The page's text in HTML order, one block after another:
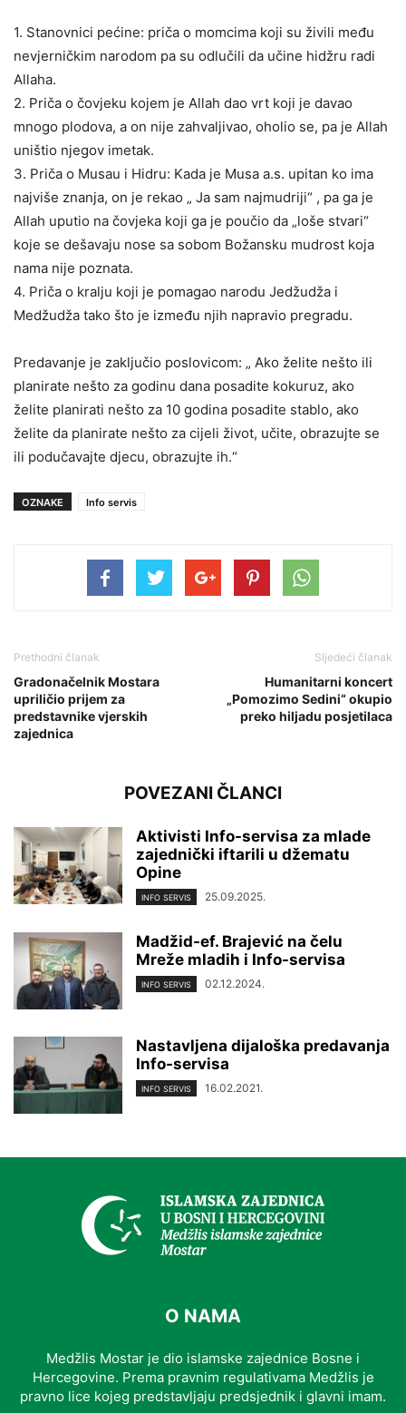
1. Stanovnici pećine: priča o momcima koji su živili među
nevjerničkim narodom pa su odlučili da učine hidžru radi
Allaha.
2. Priča o čovjeku kojem je Allah dao vrt koji je davao
mnogo plodova, a on nije zahvaljivao, oholio se, pa je Allah
uništio njegov imetak.
3. Priča o Musau i Hidru: Kada je Musa a.s. upitan ko ima
najviše znanja, on je rekao „ Ja sam najmudriji“ , pa ga je
Allah uputio na čovjeka koji ga je poučio da „loše stvari“
koje se dešavaju nose sa sobom Božansku mudrost koja
nama nije poznata.
4. Priča o kralju koji je pomagao narodu Jedžudža i
Medžudža tako što je između njih napravio pregradu.
Predavanje je zaključio poslovicom: „ Ako želite nešto ili
planirate nešto za godinu dana posadite kokuruz, ako
želite planirati nešto za 10 godina posadite stablo, ako
želite da planirate nešto za cijeli život, učite, obrazujte se
ili podučavajte djecu, obrazujte ih.“
OZNAKE Info servis
Prethodni članak
Gradonačelnik Mostara
upriličio prijem za
predstavnike vjerskih
zajednica
Sljedeći članak
Humanitarni koncert
„Pomozimo Sedini“ okupio
preko hiljadu posjetilaca
POVEZANI ČLANCI
Aktivisti Info-servisa za mlade
zajednički iftarili u džematu
Opine
INFO SERVIS 25.09.2025.
Madžid-ef. Brajević na čelu
Mreže mladih i Info-servisa
INFO SERVIS 02.12.2024.
Nastavljena dijaloška predavanja
Info-servisa
INFO SERVIS 16.02.2021.
O NAMA
Medžlis Mostar je dio islamske zajednice Bosne i
Hercegovine. Prema pravnim regulativama Medžlis je
pravno lice kojeg predstavljaju predsjednik i glavni imam.